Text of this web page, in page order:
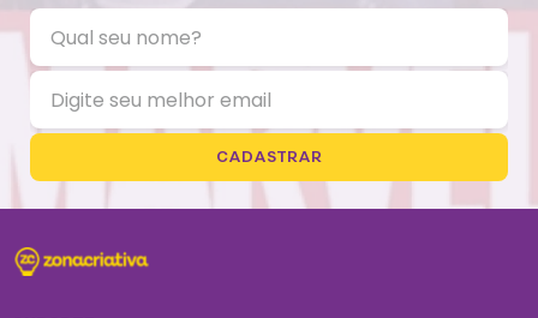
CADASTRAR